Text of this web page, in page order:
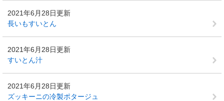
2021年6月28日更新
長いもすいとん
2021年6月28日更新
すいとん汁
2021年6月28日更新
ズッキーニの冷製ポタージュ